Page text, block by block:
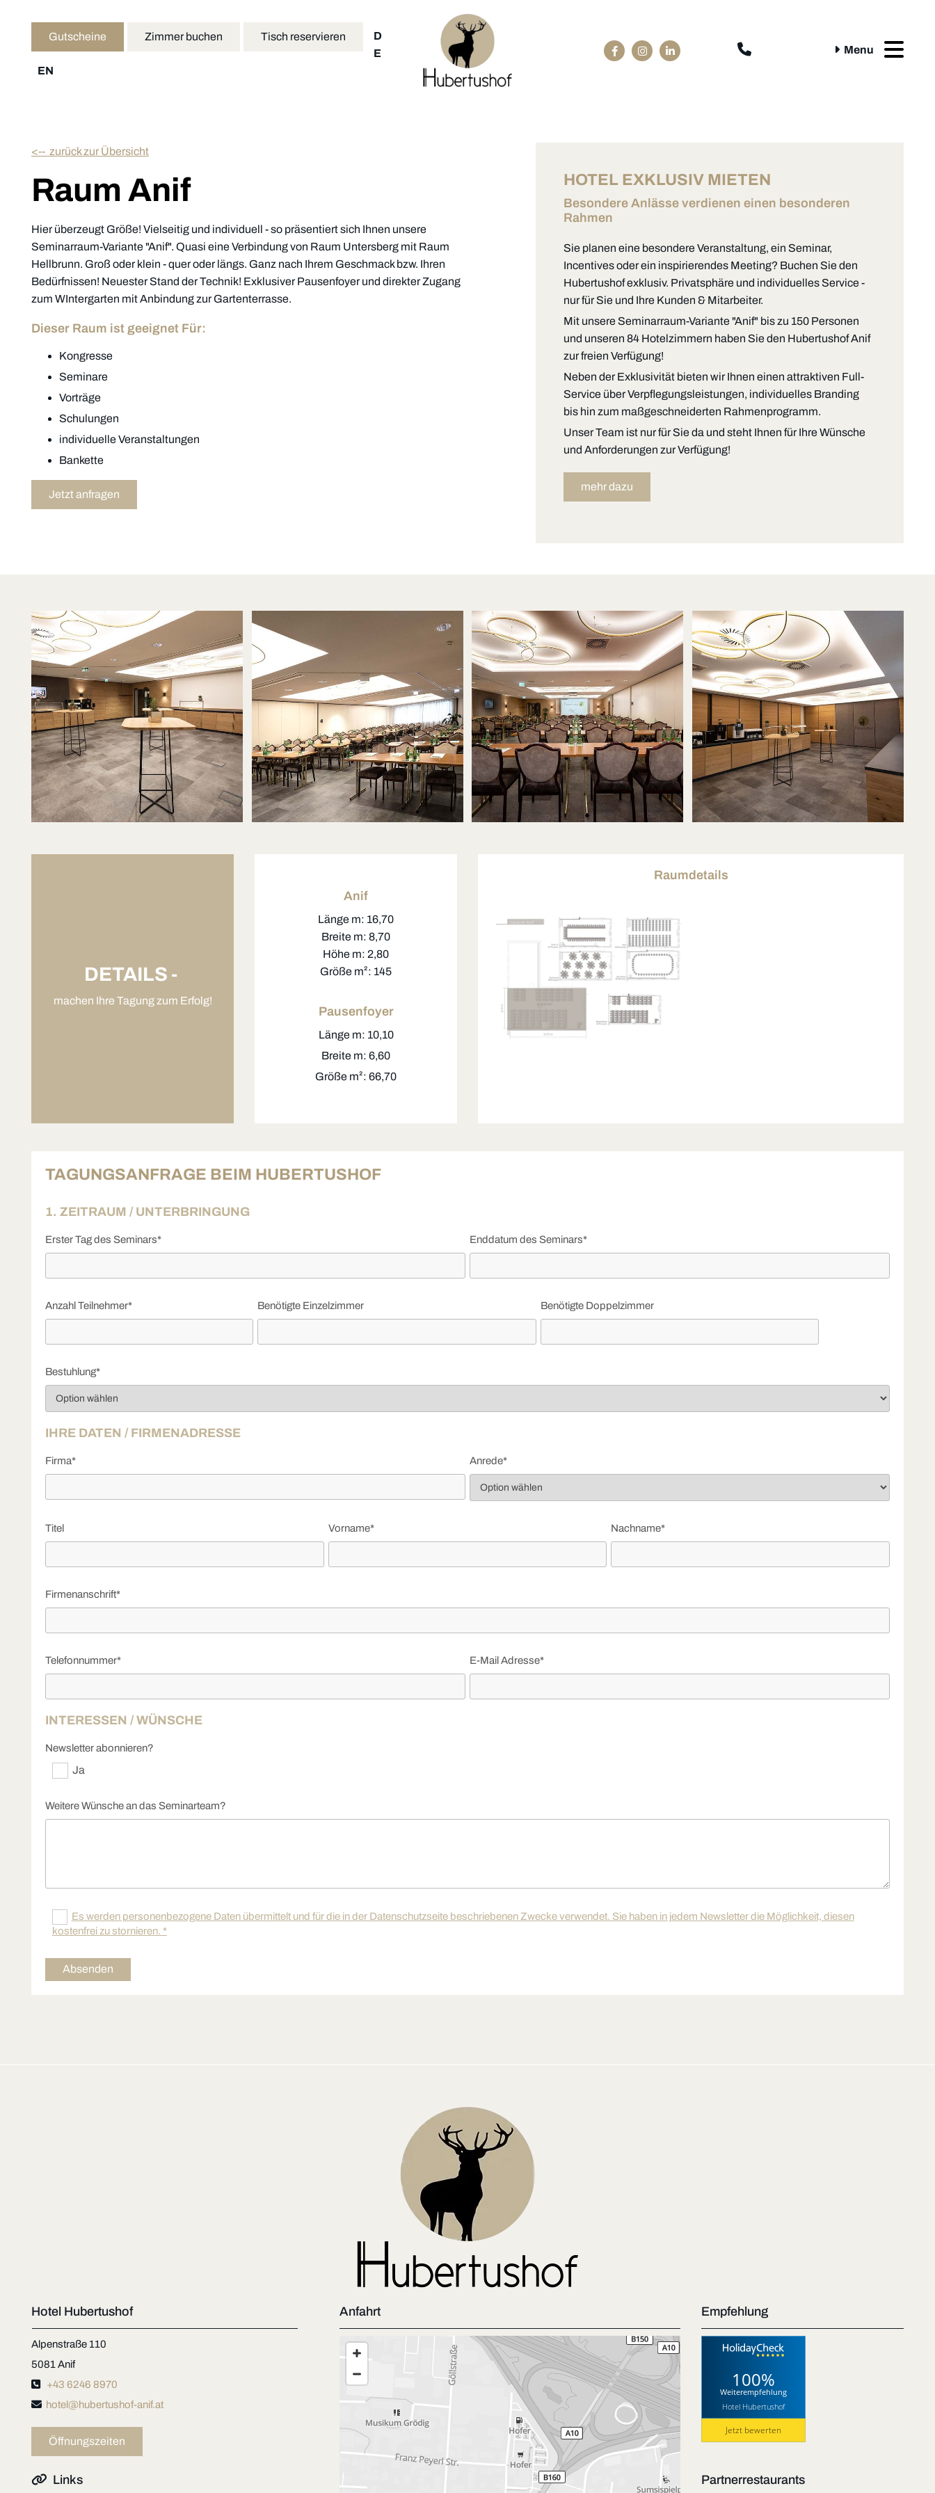
Gutscheine Zimmer buchen Tisch reservieren
D
E
EN
Menu
<-- zurück zur Übersicht
Raum Anif
Hier überzeugt Größe! Vielseitig und individuell - so präsentiert sich Ihnen unsere
Seminarraum-Variante "Anif". Quasi eine Verbindung von Raum Untersberg mit Raum
Hellbrunn. Groß oder klein - quer oder längs. Ganz nach Ihrem Geschmack bzw. Ihren
Bedürfnissen! Neuester Stand der Technik! Exklusiver Pausenfoyer und direkter Zugang
zum WIntergarten mit Anbindung zur Gartenterrasse.
Dieser Raum ist geeignet Für:
Kongresse
Seminare
Vorträge
Schulungen
individuelle Veranstaltungen
Bankette
Jetzt anfragen
HOTEL EXKLUSIV MIETEN
Besondere Anlässe verdienen einen besonderen
Rahmen
Sie planen eine besondere Veranstaltung, ein Seminar,
Incentives oder ein inspirierendes Meeting? Buchen Sie den
Hubertushof exklusiv. Privatsphäre und individuelles Service -
nur für Sie und Ihre Kunden & Mitarbeiter.
Mit unsere Seminarraum-Variante "Anif" bis zu 150 Personen
und unseren 84 Hotelzimmern haben Sie den Hubertushof Anif
zur freien Verfügung!
Neben der Exklusivität bieten wir Ihnen einen attraktiven Full-
Service über Verpflegungsleistungen, individuelles Branding
bis hin zum maßgeschneiderten Rahmenprogramm.
Unser Team ist nur für Sie da und steht Ihnen für Ihre Wünsche
und Anforderungen zur Verfügung!
mehr dazu
DETAILS -
machen Ihre Tagung zum Erfolg!
Anif
Länge m: 16,70
Breite m: 8,70
Höhe m: 2,80
Größe m²: 145
Pausenfoyer
Länge m: 10,10
Breite m: 6,60
Größe m²: 66,70
Raumdetails
TAGUNGSANFRAGE BEIM HUBERTUSHOF
1. ZEITRAUM / UNTERBRINGUNG
Erster Tag des Seminars* Enddatum des Seminars*
Anzahl Teilnehmer* Benötigte Einzelzimmer Benötigte Doppelzimmer
Bestuhlung*
IHRE DATEN / FIRMENADRESSE
Firma* Anrede*
Titel Vorname* Nachname*
Firmenanschrift*
Telefonnummer* E-Mail Adresse*
INTERESSEN / WÜNSCHE
Newsletter abonnieren?
Ja
Weitere Wünsche an das Seminarteam?
Es werden personenbezogene Daten übermittelt und für die in der Datenschutzseite beschriebenen Zwecke verwendet. Sie haben in jedem Newsletter die Möglichkeit, diesen
kostenfrei zu stornieren. *
Hotel Hubertushof
Alpenstraße 110
5081 Anif
 +43 6246 8970
 hotel@hubertushof-anif.at
Öffnungszeiten
 Links
Anfahrt Empfehlung
100%
Weiterempfehlung
Hotel Hubertushof
Jetzt bewerten
Partnerrestaurants